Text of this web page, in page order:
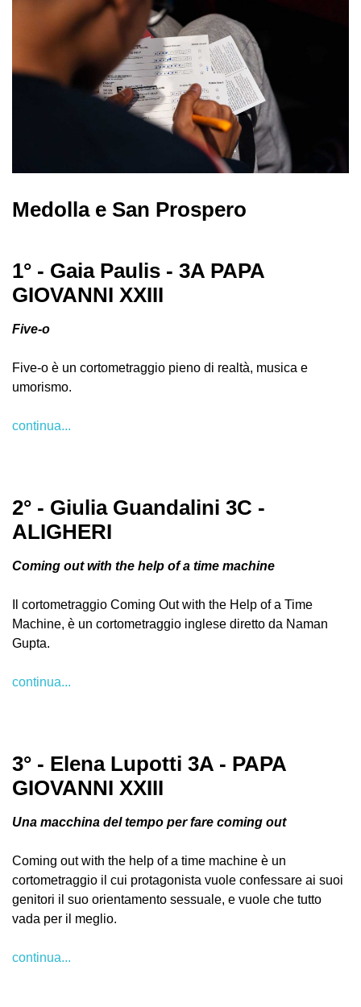
Medolla e San Prospero
1° - Gaia Paulis - 3A PAPA
GIOVANNI XXIII
Five-o
Five-o è un cortometraggio pieno di realtà, musica e
umorismo.
continua...
2° - Giulia Guandalini 3C -
ALIGHERI
Coming out with the help of a time machine
Il cortometraggio Coming Out with the Help of a Time
Machine, è un cortometraggio inglese diretto da Naman
Gupta.
continua...
3° - Elena Lupotti 3A - PAPA
GIOVANNI XXIII
Una macchina del tempo per fare coming out
Coming out with the help of a time machine è un
cortometraggio il cui protagonista vuole confessare ai suoi
genitori il suo orientamento sessuale, e vuole che tutto
vada per il meglio.
continua...